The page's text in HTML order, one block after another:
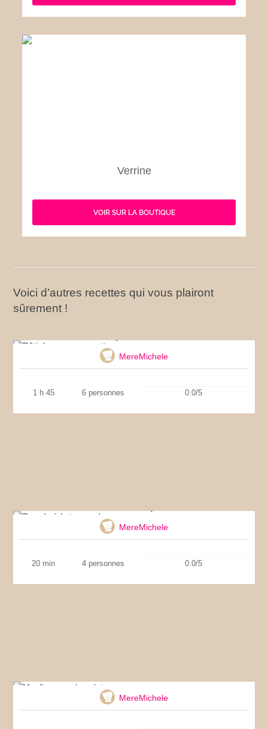
Verrine
VOIR SUR LA BOUTIQUE
Voici d’autres recettes qui vous plairont
sûrement !
MereMichele
1 h 45 6 personnes 0.0/5
MereMichele
20 min 4 personnes 0.0/5
MereMichele